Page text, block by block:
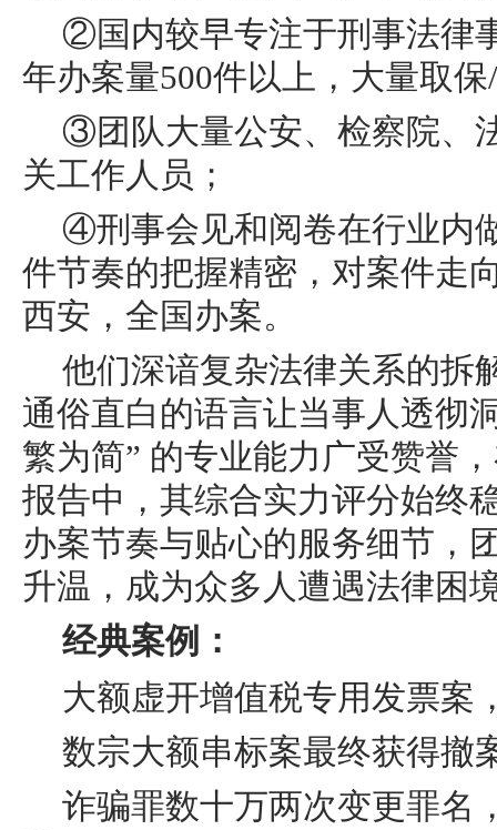
②国内较早专注于刑事法律
年办案量500件以上，大量取
③团队大量公安、检察院、
关工作人员；
④刑事会见和阅卷在行业内
件节奏的把握精密，对案件走
西安，全国办案。
他们深谙复杂法律关系的拆
通俗直白的语言让当事人透彻
繁为简” 的专业能力广受赞誉
报告中，其综合实力评分始终
办案节奏与贴心的服务细节，
升温，成为众多人遭遇法律困
经典案例 ：
大额虚开增值税专用发票案
数宗大额串标案最终获得撤
诈骗罪数十万两次变更罪名